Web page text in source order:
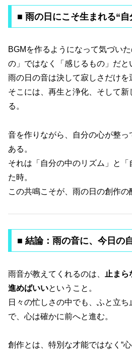
■ 雨の日にこそ生まれる“自
BGMを作るようになって気づい
の」ではなく「感じるもの」だと
雨の日の音は決して寂しさだけを
そこには、再生と浄化、そして
る。
音を作りながら、自分の心が整
ある。
それは「自分の中のリズム」と
た時。
この共鳴こそが、雨の日の創作の
■ 結論：雨の音に、今日の
雨音が教えてくれるのは、
止まら
進めばいいということ。
日々の忙しさの中でも、ふと立ち
で、心は確かに前へと進む。
創作とは、特別な才能ではなく“心